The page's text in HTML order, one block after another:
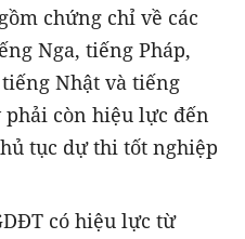
chứng chỉ về các
Nga, tiếng Pháp,
Nhật và tiếng
phải còn hiệu lực đến
tục dự thi tốt nghiệp
có hiệu lực từ